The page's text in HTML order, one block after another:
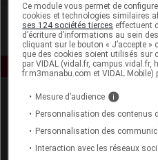
Ce module vous permet de
cookies et technologies similaires
ses 124 sociétés tierces effectuent
d’écriture d’informations au sein
cliquant sur le bouton « J’accepte
que des cookies soient utilisés sur
par VIDAL (vidal.fr, campus.vidal.fr,
fr.m3manabu.com et VIDAL
Mesure d’audience i
Personnalisation des contenus
Personnalisation des
Interaction avec les réseaux